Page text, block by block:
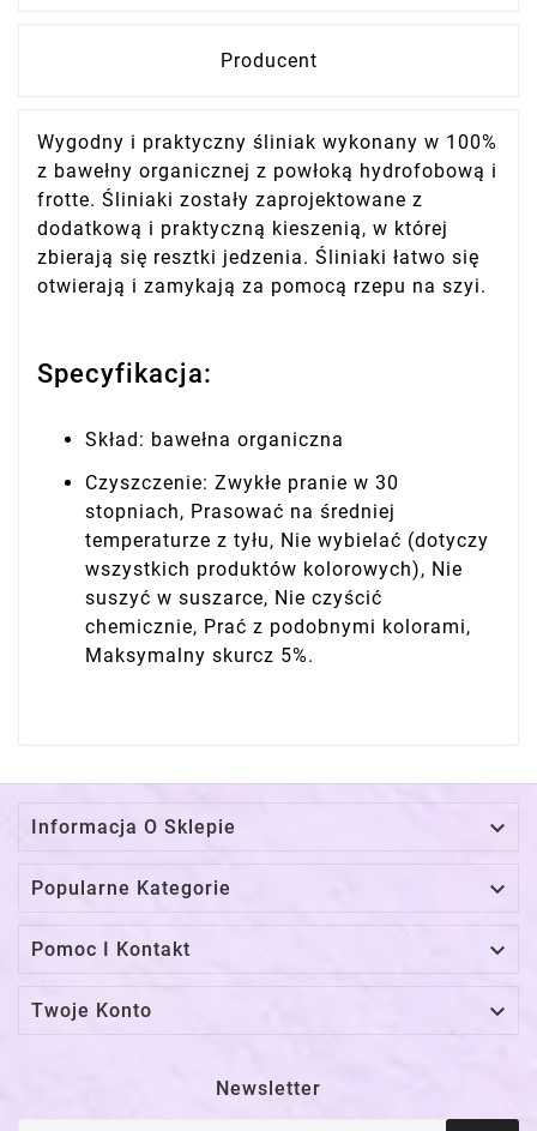
Producent
Wygodny i praktyczny śliniak wykonany w 100%
z bawełny organicznej z powłoką hydrofobową i
frotte. Śliniaki zostały zaprojektowane z
dodatkową i praktyczną kieszenią, w której
zbierają się resztki jedzenia. Śliniaki łatwo się
otwierają i zamykają za pomocą rzepu na szyi.
Specyfikacja:
Skład: bawełna organiczna
Czyszczenie: Zwykłe pranie w 30
stopniach, Prasować na średniej
temperaturze z tyłu, Nie wybielać (dotyczy
wszystkich produktów kolorowych), Nie
suszyć w suszarce, Nie czyścić
chemicznie, Prać z podobnymi kolorami,
Maksymalny skurcz 5%.
Informacja O Sklepie 
Popularne Kategorie 
Pomoc I Kontakt 
Twoje Konto 
Newsletter